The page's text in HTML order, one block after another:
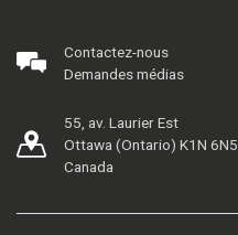
Contactez-nous
Demandes médias
55, av. Laurier Est
Ottawa (Ontario) K1N 6N5
Canada